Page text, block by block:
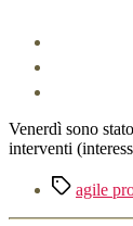
Venerdì sono
interventi
Tag agile